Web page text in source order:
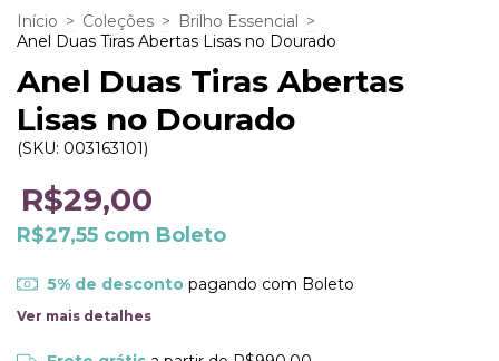
Início > Coleções > Brilho Essencial >
Anel Duas Tiras Abertas Lisas no Dourado
Anel Duas Tiras Abertas
Lisas no Dourado
(SKU: 003163101)
R$29,00
R$27,55 com Boleto
5% de descontopagando com Boleto
Ver mais detalhes